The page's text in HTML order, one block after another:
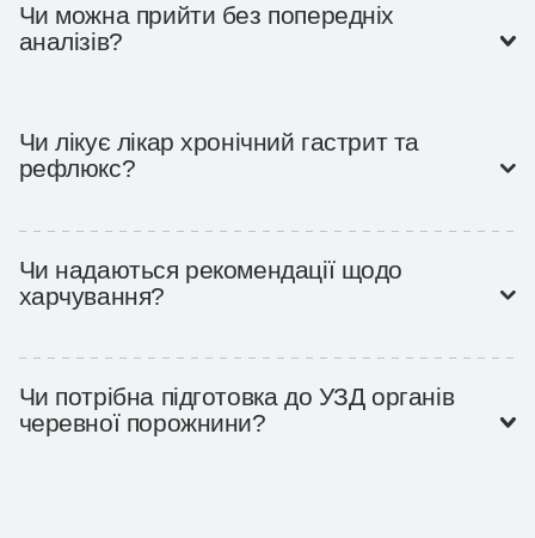
Чи можна прийти без попередніх
аналізів?
Чи лікує лікар хронічний гастрит та
рефлюкс?
Чи надаються рекомендації щодо
харчування?
Чи потрібна підготовка до УЗД органів
черевної порожнини?